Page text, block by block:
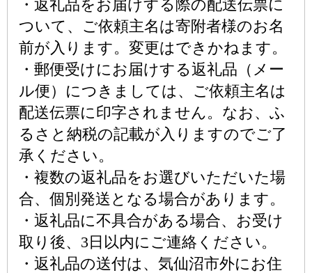
・返礼品をお届けする際の配送伝票に
ついて、ご依頼主名は寄附者様のお名
前が入ります。変更はできかねます。
・郵便受けにお届けする返礼品（メー
ル便）につきましては、ご依頼主名は
配送伝票に印字されません。なお、ふ
るさと納税の記載が入りますのでご了
承ください。
・複数の返礼品をお選びいただいた場
合、個別発送となる場合があります。
・返礼品に不具合がある場合、お受け
取り後、3日以内にご連絡ください。
・返礼品の送付は、気仙沼市外にお住